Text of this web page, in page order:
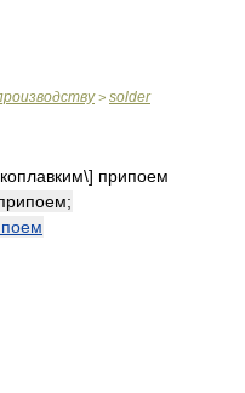
> solder
припоем